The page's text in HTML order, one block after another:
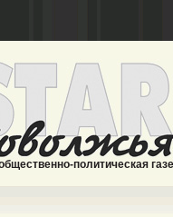
политическая